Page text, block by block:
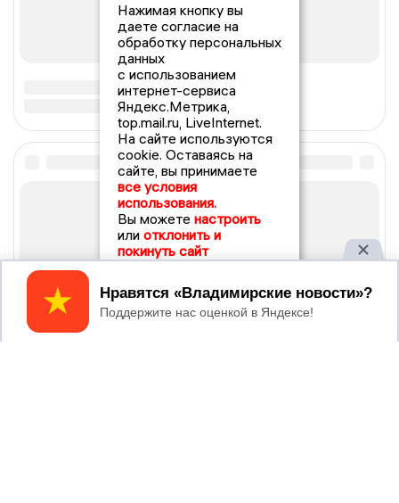
Нажимая кнопку вы
даете согласие на
обработку персональных
данных
с использованием
интернет-сервиса
Яндекс.Метрика,
top.mail.ru, LiveInternet.
На сайте используются
cookie. Оставаясь на
сайте, вы принимаете
все условия
использования.
Вы можете настроить
или отклонить и
покинуть сайт
Принять